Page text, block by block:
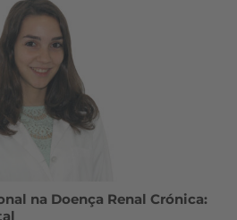
na Doença Renal Crónica: